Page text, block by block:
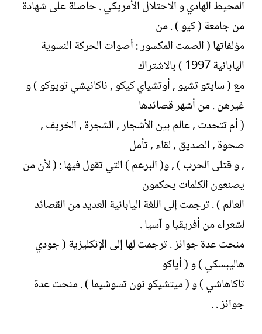
المحيط الهادي و الاحتلال الأمريكي . حاصلة على شهادة
من جامعة ( كيو ) . من
مؤلفاتها ( الصمت المكسور : أصوات الحركة النسوية
اليابانية 1997 ) بالاشتراك
مع ( سايتو تشيو , أوتشياي كيكو , ناكانيشي تويوكو ) و
غيرهن . من أشهر قصائدها
( أم تتحدث , عالم بين الأشجار , الشجرة , الخريف ,
صحوة , الصديق , لقاء , تأمل
, و قتلى الحرب ) , و( البرعم ) التي تقول فيها : ( لأن من
يصنعون الكلمات يحكمون
العالم ) . ترجمت إلى اللغة اليابانية العديد من القصائد
لشعراء من أفريقيا و آسيا .
منحت عدة جوائز . ترجمت لها إلى الإنكليزية ( جودي
هاليبسكي ) و ( أياكو
تاكاهاشي ) و ( ميتشيكو نون تسوشيما ) . منحت عدة
جوائز . .